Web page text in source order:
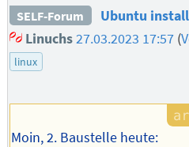
SELF-Forum
Ubuntu
Linuchs 27.03.2023 17:57 (
linux
Moin, 2. Baustelle heute: